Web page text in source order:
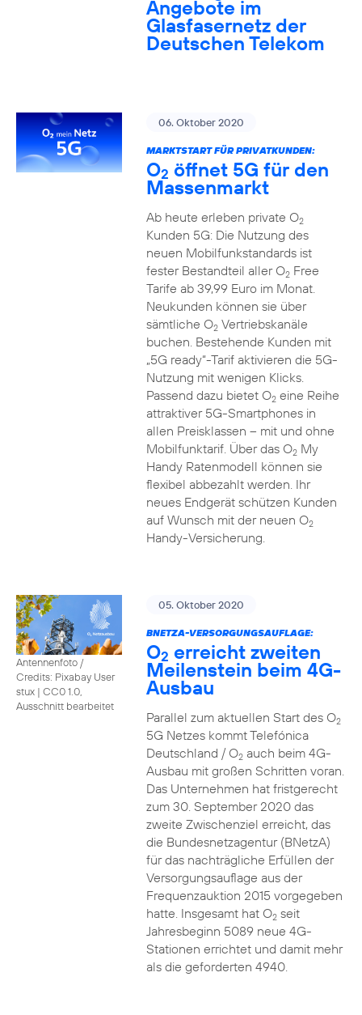
Angebote im
Glasfasernetz der
Deutschen Telekom
06. Oktober 2020
MARKTSTART FÜR PRIVATKUNDEN:
O2 öffnet 5G für den
Massenmarkt
Ab heute erleben private O2
Kunden 5G: Die Nutzung des
neuen Mobilfunkstandards ist
fester Bestandteil aller O2Free
Tarife ab 39,99 Euro im Monat.
Neukunden können sie über
sämtliche O2Vertriebskanäle
buchen. Bestehende Kunden mit
„5G ready“-Tarif aktivieren die 5G-
Nutzung mit wenigen Klicks.
Passend dazu bietet O2eine Reihe
attraktiver 5G-Smartphones in
allen Preisklassen – mit und ohne
Mobilfunktarif. Über das O2My
Handy Ratenmodell können sie
flexibel abbezahlt werden. Ihr
neues Endgerät schützen Kunden
auf Wunsch mit der neuen O2
Handy-Versicherung.
Antennenfoto /
Credits: Pixabay User
stux | CC0 1.0,
Ausschnitt bearbeitet
05. Oktober 2020
BNETZA-VERSORGUNGSAUFLAGE:
O2 erreicht zweiten
Meilenstein beim 4G-
Ausbau
Parallel zum aktuellen Start des O2
5G Netzes kommt Telefónica
Deutschland / O2auch beim 4G-
Ausbau mit großen Schritten voran.
Das Unternehmen hat fristgerecht
zum 30. September 2020 das
zweite Zwischenziel erreicht, das
die Bundesnetzagentur (BNetzA)
für das nachträgliche Erfüllen der
Versorgungsauflage aus der
Frequenzauktion 2015 vorgegeben
hatte. Insgesamt hat O2seit
Jahresbeginn 5089 neue 4G-
Stationen errichtet und damit mehr
als die geforderten 4940.